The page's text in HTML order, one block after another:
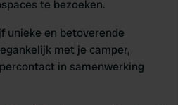
te bezoeken.
unieke en betoverende
met je camper,
in samenwerking